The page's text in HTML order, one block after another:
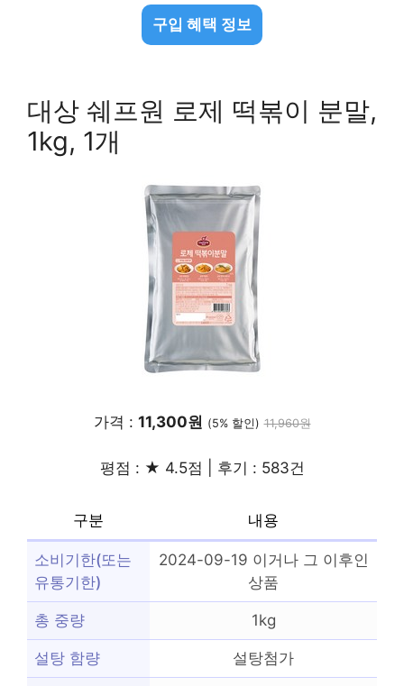
구입 혜택 정보
대상 쉐프원 로제 떡볶이 분말,
1kg, 1개
가격 : 11,300원 (5% 할인) 11,960원
평점 : ★ 4.5점 | 후기 : 583건
구분 내용
소비기한(또는
유통기한)
2024-09-19 이거나 그 이후인
상품
총 중량 1kg
설탕 함량 설탕첨가